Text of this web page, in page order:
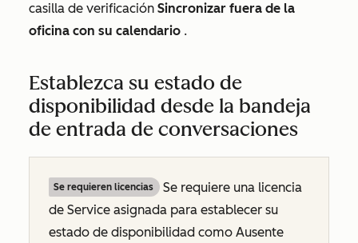
casilla de verificación Sincronizar fuera de la
oficina con su calendario .
Establezca su estado de
disponibilidad desde la bandeja
de entrada de conversaciones
Se requieren licencias
Se requiere una licencia
de Service asignada para establecer su
estado de disponibilidad como Ausente